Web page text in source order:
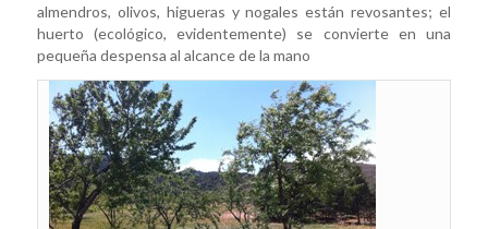
almendros, olivos, higueras y nogales están revosantes; el
huerto (ecológico, evidentemente) se convierte en una
pequeña despensa al alcance de la mano